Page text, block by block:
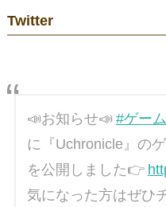
Twitter
📣お知らせ📣 #ゲー
に『Uchronicle』の
を公開しました👉
気になった方はぜひ